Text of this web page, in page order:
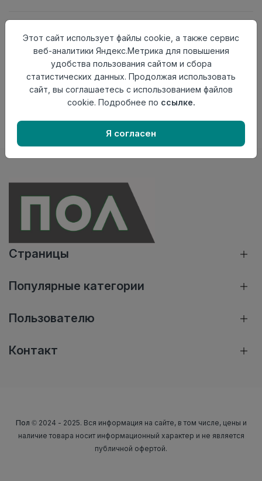
АктуальностьАктуален
Материал
ПВХ
Нет в наличии
Внимание! Внешний вид товара может отличаться от
представленного на настоящем сайте. Проверяйте
наличие необходимых характеристик и комплектации
в момент приобретения товара.
Страницы
Популярные категории
Пользователю
Контакт
Пол © 2024 - 2025. Вся информация на сайте, в том числе, цены и
наличие товара носит информационный характер и не является
публичной офертой.
Этот сайт использует файлы cookie, а также сервис
веб-аналитики Яндекс.Метрика для повышения
удобства пользования сайтом и сбора
статистических данных. Продолжая использовать
сайт, вы соглашаетесь с использованием файлов
cookie. Подробнее по ссылке.
Я согласен